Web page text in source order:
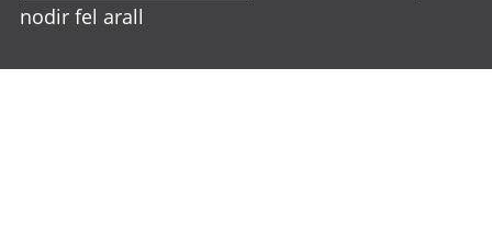
nodir fel arall